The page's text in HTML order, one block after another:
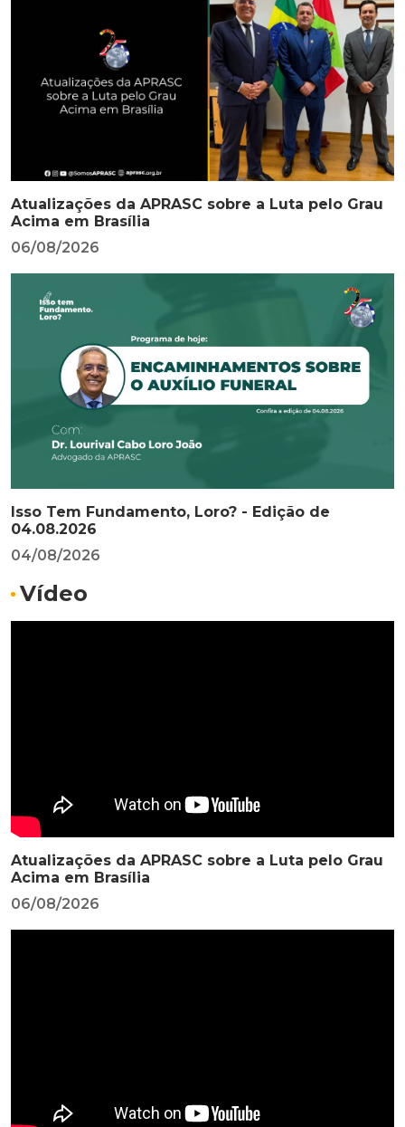
Atualizações da APRASC sobre a Luta pelo Grau
Acima em Brasília
06/08/2026
Isso Tem Fundamento, Loro? - Edição de
04.08.2026
04/08/2026
Vídeo
Atualizações da APRASC sobre a Luta pelo Grau
Acima em Brasília
06/08/2026